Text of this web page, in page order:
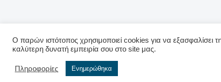
Ο παρών ιστότοπος χρησιμοποιεί cookies για να εξασφαλίσει
καλύτερη δυνατή εμπειρία σου στο site μας.
Πληροφορίες Ενημερώθηκα